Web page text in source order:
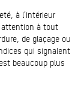
à l’intérieur
attention à tout
de glaçage ou
qui signalent
beaucoup plus